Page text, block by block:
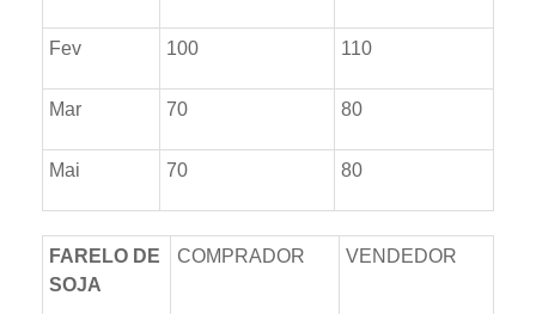
Fev 100 110
Mar 70 80
Mai 70 80
FARELO DE
SOJA
COMPRADOR VENDEDOR